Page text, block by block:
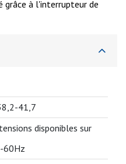
grâce à l'interrupteur de
41,7
disponibles sur
60Hz